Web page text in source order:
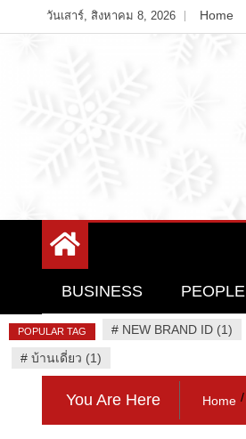
to
วันเสาร์, สิงหาคม 8, 2026 Home
94 Report.com
BUSINESS PEOPLE
POPULAR TAG # NEW BRAND ID (1)
# บ้านเดี่ยว (1)
You Are Here Home